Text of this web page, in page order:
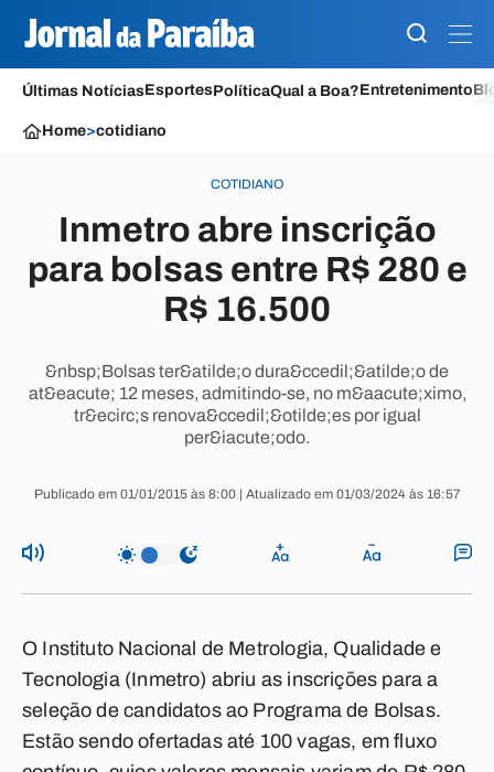
Últimas NotíciasEsportesPolíticaQual a Boa?Entretenimento
Home>cotidiano
COTIDIANO
Inmetro abre inscrição
para bolsas entre R$ 280 e
R$ 16.500
&nbsp;Bolsas ter&atilde;o dura&ccedil;&atilde;o de
at&eacute; 12 meses, admitindo-se, no m&aacute;ximo,
tr&ecirc;s renova&ccedil;&otilde;es por igual
per&iacute;odo.
Publicado em 01/01/2015 às 8:00 | Atualizado em 01/03/2024 às 16:57
O Instituto Nacional de Metrologia, Qualidade e
Tecnologia (Inmetro) abriu as inscrições para a
seleção de candidatos ao Programa de Bolsas.
Estão sendo ofertadas até 100 vagas, em fluxo